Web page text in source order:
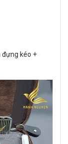
kéo +